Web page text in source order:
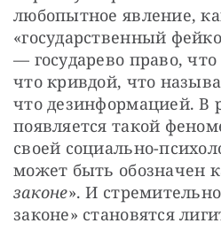
любопытное явление,
«государственный
— государево право,
что кривдой, что
что дезинформацией. В
появляется такой
своей социально-
может быть обозначен
законе». И
законе» становятся